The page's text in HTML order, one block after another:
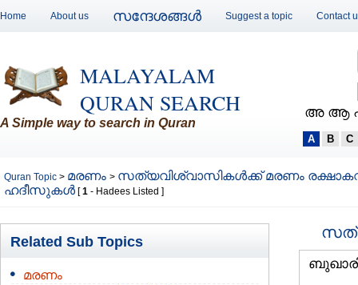
Home About us സന്ദേശങ്ങള്‍ Suggest a topic Contact
MALAYALAM
QURAN SEARCH
A Simple way to search in Quran
അ ആ
A B C
Quran Topic > മരണം > സത്യവിശ്വാസികള്‍ക്ക് മരണം
ഹദീസുകള്‍ [1 - Hadees Listed ]
Related Sub Topics
മരണം